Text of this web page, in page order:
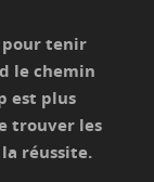
pour tenir
le chemin
est plus
trouver les
réussite.